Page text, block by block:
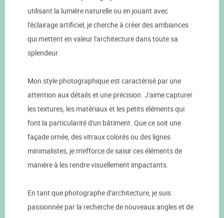
utilisant la lumière naturelle ou en jouant avec
l'éclairage artificiel, je cherche à créer des ambiances
qui mettent en valeur l'architecture dans toute sa
splendeur.
Mon style photographique est caractérisé par une
attention aux détails et une précision. J'aime capturer
les textures, les matériaux et les petits éléments qui
font la particularité d'un bâtiment. Que ce soit une
façade ornée, des vitraux colorés ou des lignes
minimalistes, je m'efforce de saisir ces éléments de
manière à les rendre visuellement impactants.
En tant que photographe d'architecture, je suis
passionnée par la recherche de nouveaux angles et de